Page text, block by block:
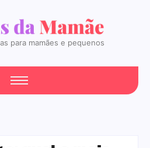
para mamães e pequenos